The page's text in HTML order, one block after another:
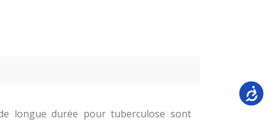
longue durée pour tuberculose sont